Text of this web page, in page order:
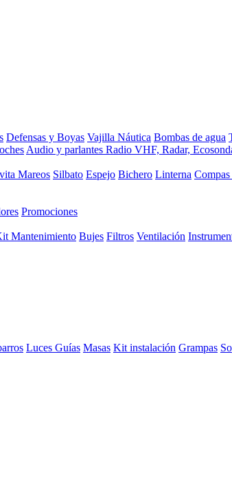
Defensas y Boyas Vajilla Náutica Bombas de agua
Audio y parlantes Radio VHF, Radar,
Mareos Silbato Espejo Bichero Linterna
Promociones
Mantenimiento Bujes Filtros Ventilación
Luces Guías Masas Kit instalación Grampas